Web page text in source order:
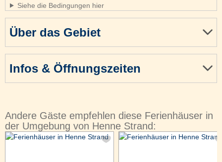
Über das Gebiet
Infos & Öffnungszeiten
Siehe die Bedingungen hier
Andere Gäste empfehlen diese Ferienhäuser in
der Umgebung von Henne Strand: